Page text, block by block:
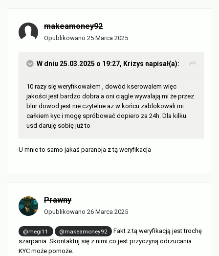
makeamoney92
Opublikowano 25 Marca 2025
W dniu 25.03.2025 o 19:27, Krizys napisał(a):
10 razy się weryfikowałem , dowód kserowalem więc
jakości jest bardzo dobra a oni ciągle wywalają mi że przez
blur dowod jest nie czytelne az w końcu zablokowali mi
całkiem kyc i mogę spróbować dopiero za 24h. Dla kilku
usd daruję sobię już to
U mnie to samo jakaś paranoja z tą weryfikacja
Prawny
Opublikowano 26 Marca 2025
@megi11 @makeamoney92
Fakt z tą weryfikacją jest trochę
szarpania. Skontaktuj się z nimi co jest przyczyną odrzucania
KYC może pomoże.